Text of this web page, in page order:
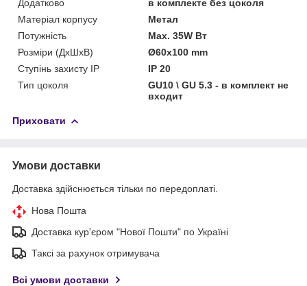
Додатково
в комплекте без цоколя
Матеріал корпусу
Метал
Потужність
Max. 35W Вт
Розміри (ДхШхВ)
Ø60x100 mm
Ступінь захисту IP
ІР 20
Тип цоколя
GU10 \ GU 5.3 - в комплект не
входит
Приховати
Умови доставки
Доставка здійснюється тільки по передоплаті.
Нова Пошта
Доставка кур'єром "Нової Пошти" по Україні
Таксі за рахунок отримувача
Всі умови доставки